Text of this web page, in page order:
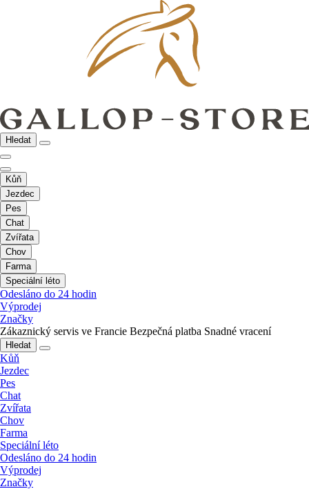
Hledat
Kůň
Jezdec
Pes
Chat
Zvířata
Chov
Farma
Speciální léto
Odesláno do 24 hodin
Výprodej
Značky
Zákaznický servis ve Francie Bezpečná platba Snadné vracení
Hledat
Kůň
Jezdec
Pes
Chat
Zvířata
Chov
Farma
Speciální léto
Odesláno do 24 hodin
Výprodej
Značky